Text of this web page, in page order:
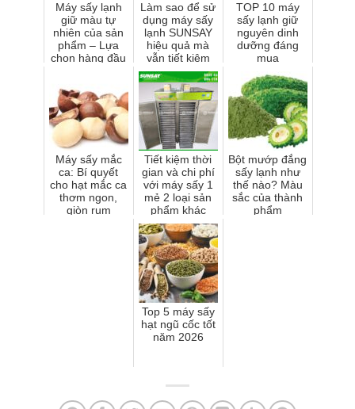
Máy sấy lạnh
giữ màu tự
nhiên của sản
phẩm – Lựa
chọn hàng đầu
Làm sao để sử
dụng máy sấy
lạnh SUNSAY
hiệu quả mà
vẫn tiết kiệm
điện?
TOP 10 máy
sấy lạnh giữ
nguyên dinh
dưỡng đáng
mua
Máy sấy mắc
ca: Bí quyết
cho hạt mắc ca
thơm ngon,
giòn rụm
Tiết kiệm thời
gian và chi phí
với máy sấy 1
mẻ 2 loại sản
phẩm khác
nhau
Bột mướp đắng
sấy lạnh như
thế nào? Màu
sắc của thành
phẩm
Top 5 máy sấy
hạt ngũ cốc tốt
năm 2026